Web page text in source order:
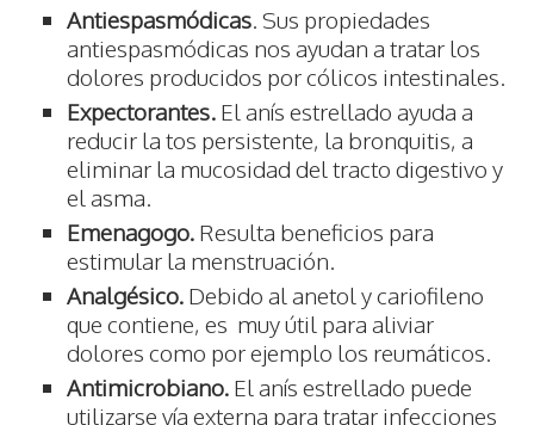
Antiespasmódicas . Sus propiedades
antiespasmódicas nos ayudan a tratar los
dolores producidos por cólicos intestinales.
Expectorantes. El anís estrellado ayuda a
reducir la tos persistente, la bronquitis, a
eliminar la mucosidad del tracto digestivo y
el asma.
Emenagogo. Resulta beneficios para
estimular la menstruación.
Analgésico. Debido al anetol y cariofileno
que contiene, es muy útil para aliviar
dolores como por ejemplo los reumáticos.
Antimicrobiano. El anís estrellado puede
utilizarse vía externa para tratar infecciones